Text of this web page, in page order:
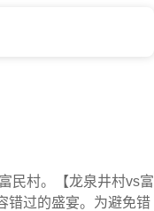
民村。【龙泉井村vs富
错过的盛宴。为避免错